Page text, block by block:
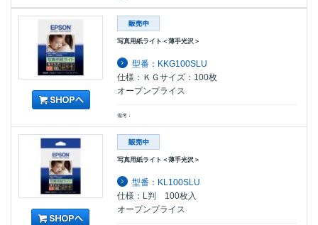
写真用紙ライト＜薄手光沢＞
型番：KKG100SLU
仕様：ＫＧサイズ：100枚
オープンプライス
備考：
写真用紙ライト＜薄手光沢＞
型番：KL100SLU
仕様：L判 100枚入
オープンプライス